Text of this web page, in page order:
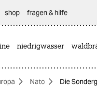
shop fragen & hilfe
niedrigwasser
Nato Die